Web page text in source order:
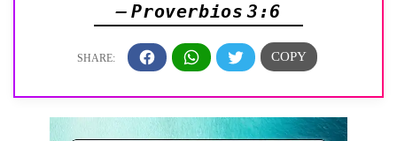
— Proverbios 3:6